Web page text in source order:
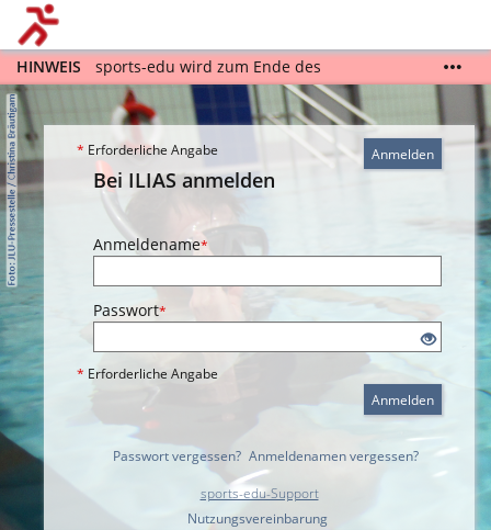
HINWEIS
sports-edu wird zum Ende des
Sommersemesters 2026 außer Betrieb genommen.
Bitte sichern bzw. übertragen Sie rechtzeitig Ihre
noch benötigten Inhalte und Daten. Eine Anleitung
finden Sie unter:https://sports-edu.uni-
giessen.de/umzug
Anmelden
* Erforderliche Angabe
Bei ILIAS anmelden
Anmeldename*
Passwort*
* Erforderliche Angabe
Anmelden
Passwort vergessen? Anmeldenamen vergessen?
sports-edu-Support
Nutzungsvereinbarung